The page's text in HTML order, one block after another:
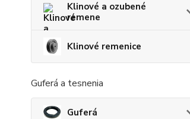
Klinové a ozubené
remene
Klinové remenice
Guferá a tesnenia
Guferá